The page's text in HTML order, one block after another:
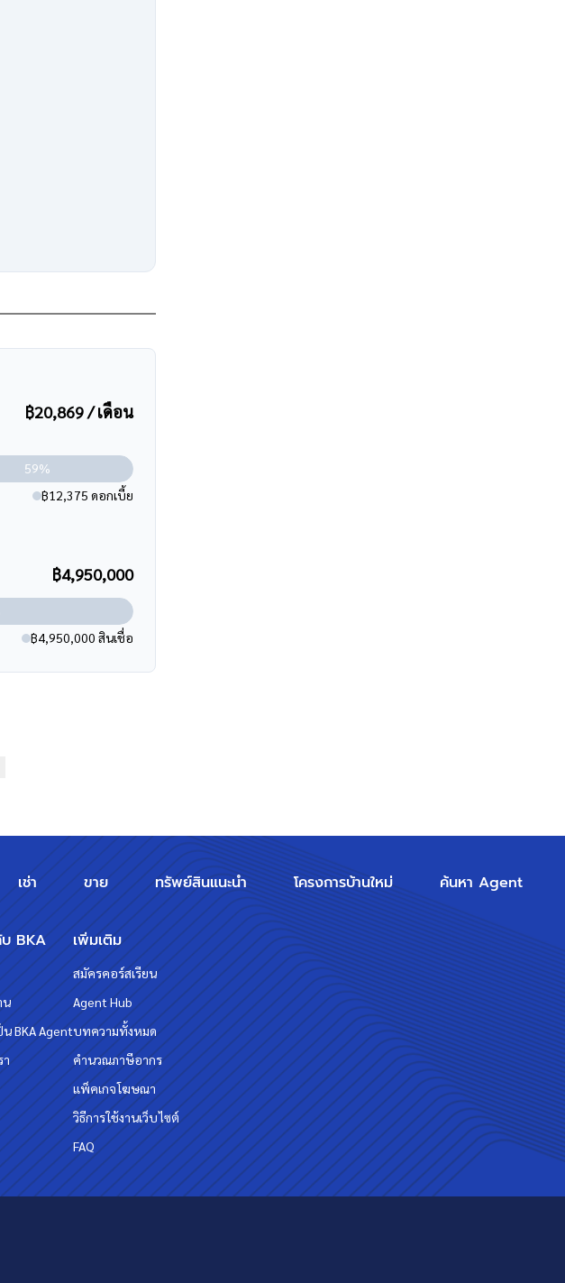
อยากรู้
฿20,869 / เดือน
59%
฿12,375 ดอกเบี้ย
฿4,950,000
฿4,950,000 สินเชื่อ
เช่า ขาย ทรัพย์สินแนะนำ โครงการบ้านใหม่ ค้นหา Agent
BKA
น
BKA Agent
เพิ่มเติม
สมัครคอร์สเรียน
Agent Hub
บทความทั้งหมด
คำนวณภาษีอากร
แพ็คเกจโฆษณา
วิธีการใช้งานเว็บไซต์
FAQ